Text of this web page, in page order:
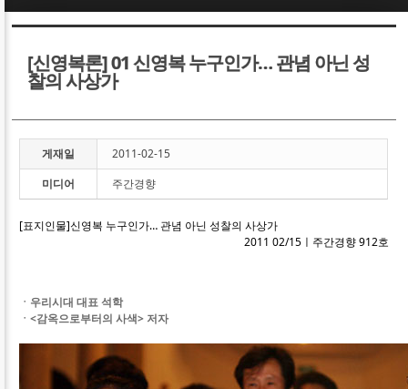
[신영복론] 01 신영복 누구인가… 관념 아닌 성
찰의 사상가
게재일
2011-02-15
미디어
주간경향
[표지인물]신영복 누구인가… 관념 아닌 성찰의 사상가
2011 02/15ㅣ 주간경향 912호
ㆍ우리시대 대표 석학
ㆍ<감옥으로부터의 사색> 저자
Sketchbook5, 스케치북5
Sketchbook5, 스케치북5
Sketchbook5, 스케치북5
Sketchbook5, 스케치북5